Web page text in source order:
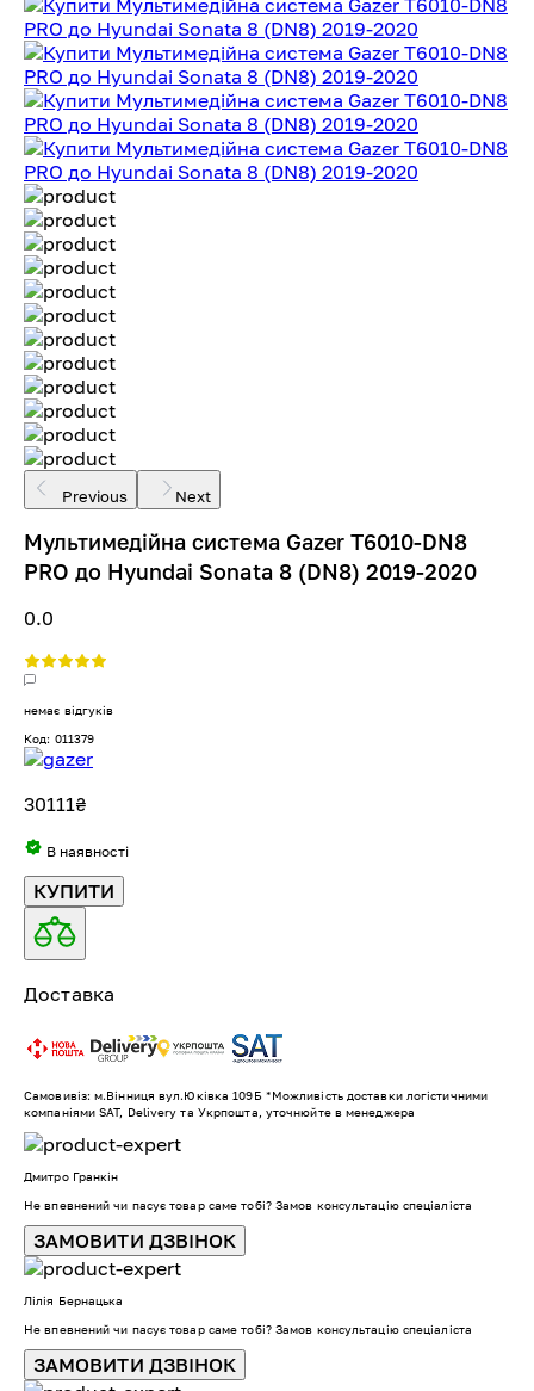
Previous Next
Мультимедійна система Gazer T6010-DN8
PRO до Hyundai Sonata 8 (DN8) 2019-2020
0.0
немає відгуків
Код: 011379
30111₴
В наявності
КУПИТИ
Доставка
Самовивіз: м.Вінниця вул.Юківка 109Б *Можливість доставки логістичними
компаніями SAT, Delivery та Укрпошта, уточнюйте в менеджера
Дмитро Гранкін
Не впевнений чи пасує товар саме тобі? Замов консультацію спеціаліста
ЗАМОВИТИ ДЗВІНОК
Лілія Бернацька
Не впевнений чи пасує товар саме тобі? Замов консультацію спеціаліста
ЗАМОВИТИ ДЗВІНОК